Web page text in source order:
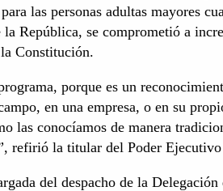
las personas adultas mayores
la República, se comprometió a
Constitución.
porque es un
en una empresa, o en su
las conocíamos de manera
refirió la titular del Poder Ejecutivo
del despacho de la